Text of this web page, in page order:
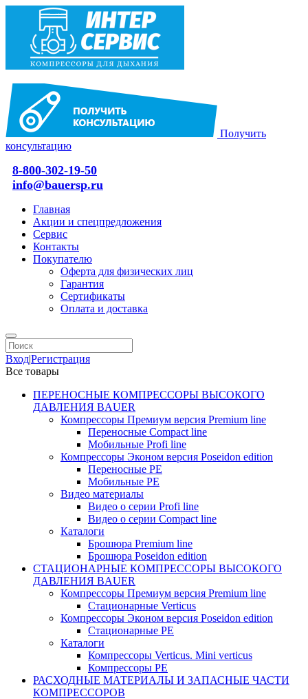
Получить
консультацию
8-800-302-19-50
info@bauersp.ru
Главная
Акции и спецпредложения
Сервис
Контакты
Покупателю
Оферта для физических лиц
Гарантия
Сертификаты
Оплата и доставка
Вход|Регистрация
Все товары
ПЕРЕНОСНЫЕ КОМПРЕССОРЫ ВЫСОКОГО
ДАВЛЕНИЯ BAUER
Компрессоры Премиум версия Premium line
Переносные Compact line
Мобильные Profi line
Компрессоры Эконом версия Poseidon edition
Переносные PE
Мобильные PE
Видео материалы
Видео о серии Profi line
Видео о серии Compact line
Каталоги
Брошюра Premium line
Брошюра Poseidon edition
СТАЦИОНАРНЫЕ КОМПРЕССОРЫ ВЫСОКОГО
ДАВЛЕНИЯ BAUER
Компрессоры Премиум версия Premium line
Стационарные Verticus
Компрессоры Эконом версия Poseidon edition
Стационарные PE
Каталоги
Компрессоры Verticus. Mini verticus
Компрессоры PE
РАСХОДНЫЕ МАТЕРИАЛЫ И ЗАПАСНЫЕ ЧАСТИ
КОМПРЕССОРОВ